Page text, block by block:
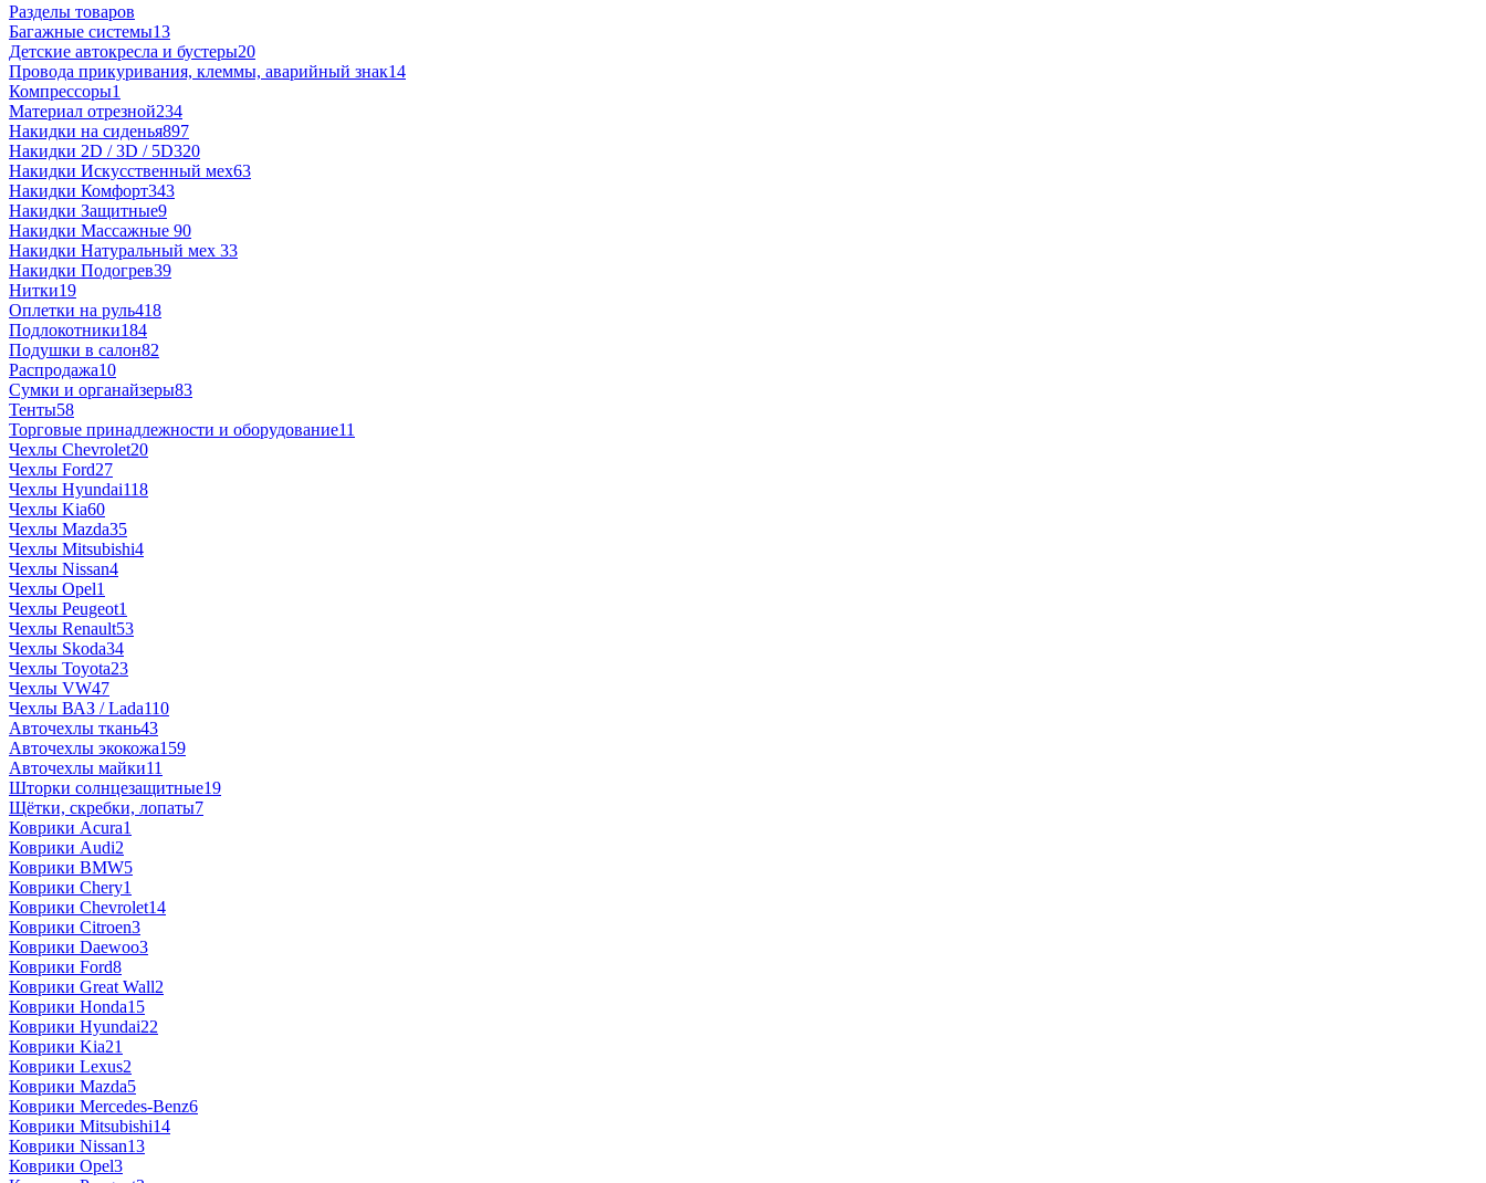
Разделы товаров
Багажные системы13
Детские автокресла и бустеры20
Провода прикуривания, клеммы, аварийный знак14
Компрессоры1
Материал отрезной234
Накидки на сиденья897
Накидки 2D / 3D / 5D320
Накидки Искусственный мех63
Накидки Комфорт343
Накидки Защитные9
Накидки Массажные 90
Накидки Натуральный мех 33
Накидки Подогрев39
Нитки19
Оплетки на руль418
Подлокотники184
Подушки в салон82
Распродажа10
Сумки и органайзеры83
Тенты58
Торговые принадлежности и оборудование11
Чехлы Chevrolet20
Чехлы Ford27
Чехлы Hyundai118
Чехлы Kia60
Чехлы Mazda35
Чехлы Mitsubishi4
Чехлы Nissan4
Чехлы Opel1
Чехлы Peugeot1
Чехлы Renault53
Чехлы Skoda34
Чехлы Toyota23
Чехлы VW47
Чехлы ВАЗ / Lada110
Авточехлы ткань43
Авточехлы экокожа159
Авточехлы майки11
Шторки солнцезащитные19
Щётки, скребки, лопаты7
Коврики Acura1
Коврики Audi2
Коврики BMW5
Коврики Chery1
Коврики Chevrolet14
Коврики Citroen3
Коврики Daewoo3
Коврики Ford8
Коврики Great Wall2
Коврики Honda15
Коврики Hyundai22
Коврики Kia21
Коврики Lexus2
Коврики Mazda5
Коврики Mercedes-Benz6
Коврики Mitsubishi14
Коврики Nissan13
Коврики Opel3